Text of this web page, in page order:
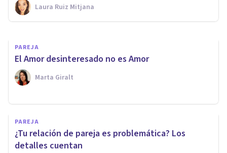
Laura Ruiz Mitjana
Nahum Montagud Rubio
PAREJA
El Amor desinteresado no es Amor
Marta Giralt
PAREJA
¿Tu relación de pareja es problemática? Los
detalles cuentan